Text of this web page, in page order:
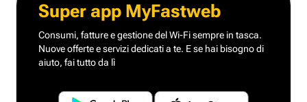
Super app MyFastweb
Consumi, fatture e gestione del Wi-Fi sempre in tasca.
Nuove offerte e servizi dedicati a te. E se hai bisogno di
aiuto, fai tutto da lì